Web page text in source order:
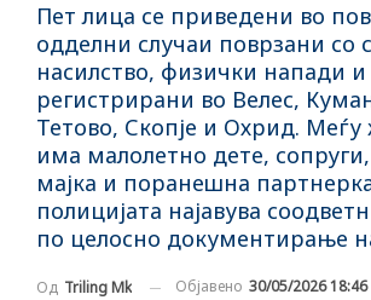
Пет лица се приведени во
одделни случаи поврзани со
насилство, физички напади и
регистрирани во Велес,
Тетово, Скопје и Охрид. Меѓу
има малолетно дете,
мајка и поранешна
полицијата најавува
по целосно документирање
Од Triling Mk Објавено 30/05/2026 18:46